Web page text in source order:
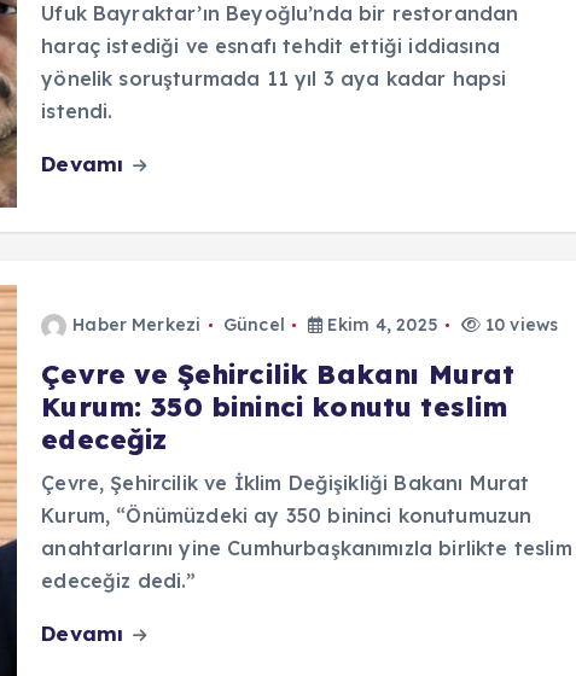
Ufuk Bayraktar’ın Beyoğlu’nda bir restorandan
haraç istediği ve esnafı tehdit ettiği iddiasına
yönelik soruşturmada 11 yıl 3 aya kadar hapsi
istendi.
Devamı
Haber Merkezi Güncel Ekim 4, 2025 10 views
Çevre ve Şehircilik Bakanı Murat
Kurum: 350 bininci konutu teslim
edeceğiz
Çevre, Şehircilik ve İklim Değişikliği Bakanı Murat
Kurum, “Önümüzdeki ay 350 bininci konutumuzun
anahtarlarını yine Cumhurbaşkanımızla birlikte teslim
edeceğiz dedi.”
Devamı